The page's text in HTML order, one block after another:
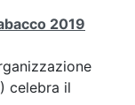
2019
celebra il